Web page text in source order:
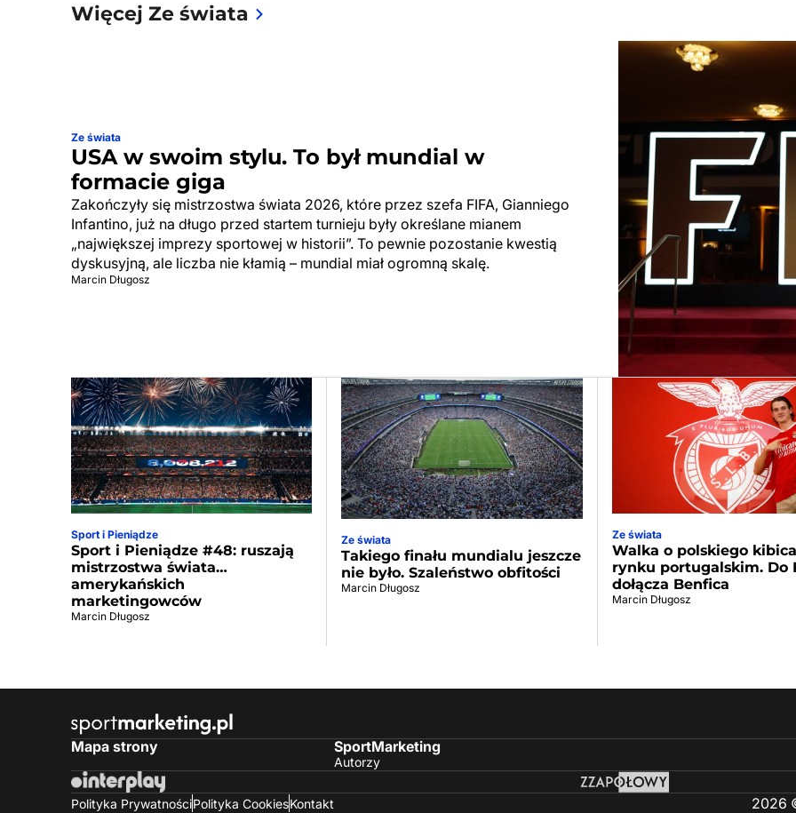
Więcej Ze świata
Ze świata
USA w swoim stylu. To był mundial w
formacie giga
Zakończyły się mistrzostwa świata 2026, które przez szefa FIFA, Gianniego
Infantino, już na długo przed startem turnieju były określane mianem
„największej imprezy sportowej w historii”. To pewnie pozostanie kwestią
dyskusyjną, ale liczba nie kłamią – mundial miał ogromną skalę.
Marcin Długosz
Sport i Pieniądze
Sport i Pieniądze #48: ruszają
mistrzostwa świata…
amerykańskich
marketingowców
Marcin Długosz
Ze świata
Takiego finału mundialu jeszcze
nie było. Szaleństwo obfitości
Marcin Długosz
Ze świata
Walka o polskiego
rynku portugalskim. Do
dołącza Benfica
Marcin Długosz
Mapa strony SportMarketing
Autorzy
Polityka PrywatnościPolityka CookiesKontakt 2026